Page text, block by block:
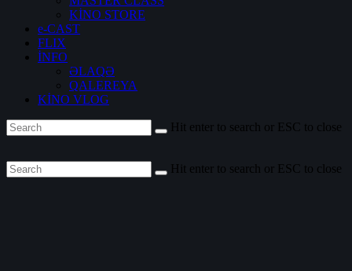
KİNO STORE
e-CAST
FLIX
İNFO
ƏLAQƏ
QALEREYA
KİNO VLOG
Hit enter to search or ESC to close
Hit enter to search or ESC to close